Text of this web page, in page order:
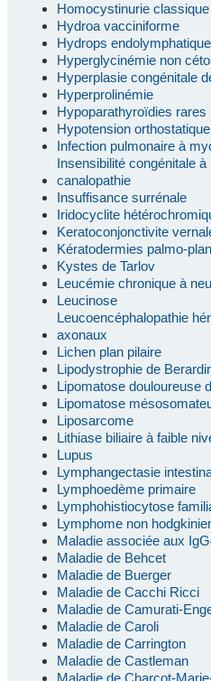
Homocystinurie classique
Hydroa vacciniforme
Hydrops endolymphatique
Hyperglycinémie non
Hyperplasie congénitale
Hyperprolinémie
Hypoparathyroïdies rares
Hypotension
Infection pulmonaire à
Insensibilité congénitale
canalopathie
Insuffisance surrénale
Iridocyclite
Keratoconjonctivite
Kératodermies palmo-
Kystes de Tarlov
Leucémie chronique à
Leucinose
Leucoencéphalopathie
axonaux
Lichen plan pilaire
Lipodystrophie de
Lipomatose douloureuse
Lipomatose
Liposarcome
Lithiase biliaire à faible
Lupus
Lymphangectasie
Lymphoedème primaire
Lymphohistiocytose
Lymphome non
Maladie associée aux
Maladie de Behcet
Maladie de Buerger
Maladie de Cacchi Ricci
Maladie de Camurati-
Maladie de Caroli
Maladie de Carrington
Maladie de Castleman
Maladie de Charcot-